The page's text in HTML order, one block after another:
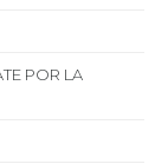
POR LA